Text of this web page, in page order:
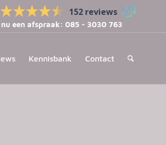
152 reviews
een afspraak: 085 - 3030 763
Kennisbank Contact